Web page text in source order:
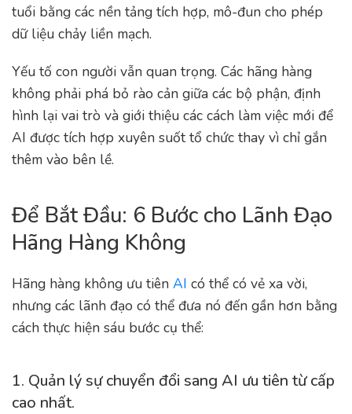
tuổi bằng các nền tảng tích hợp, mô-đun cho phép
dữ liệu chảy liền mạch.
Yếu tố con người vẫn quan trọng. Các hãng hàng
không phải phá bỏ rào cản giữa các bộ phận, định
hình lại vai trò và giới thiệu các cách làm việc mới để
AI được tích hợp xuyên suốt tổ chức thay vì chỉ gắn
thêm vào bên lề.
Để Bắt Đầu: 6 Bước cho Lãnh Đạo
Hãng Hàng Không
Hãng hàng không ưu tiên AI có thể có vẻ xa vời,
nhưng các lãnh đạo có thể đưa nó đến gần hơn bằng
cách thực hiện sáu bước cụ thể:
1. Quản lý sự chuyển đổi sang AI ưu tiên từ cấp
cao nhất.